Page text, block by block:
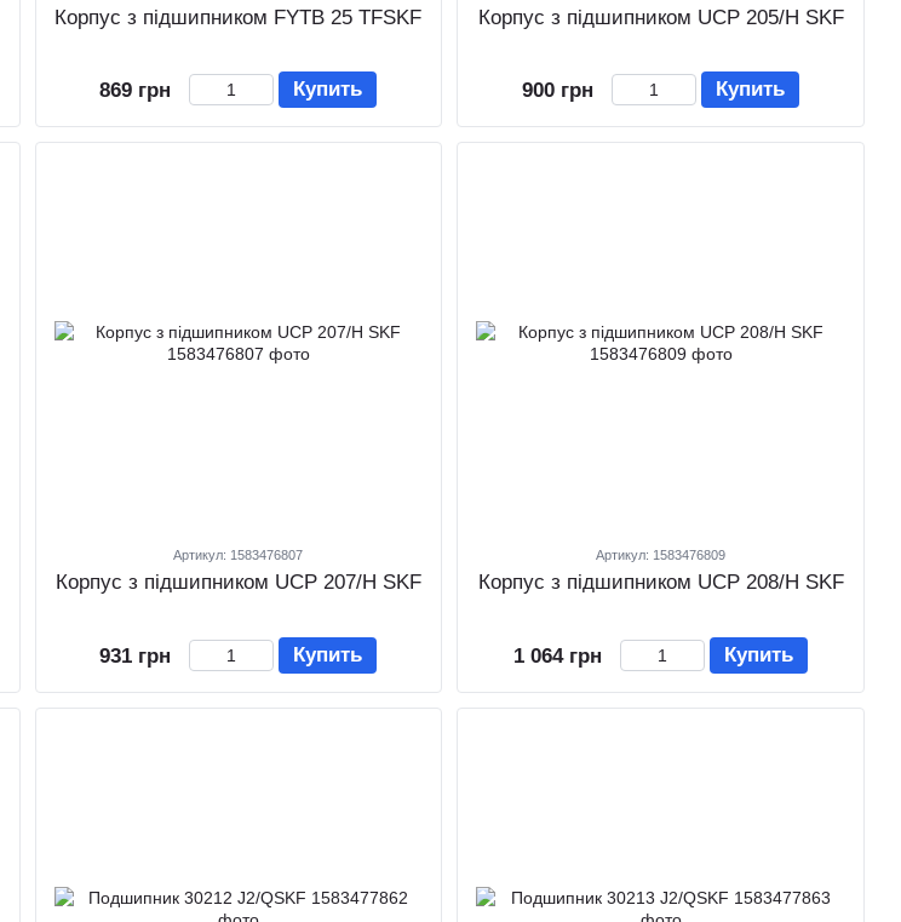
Корпус з підшипником FYTB 25 TFSKF
869 грн Купить
Корпус з підшипником UCP 205/H SKF
900 грн Купить
Артикул: 1583476807
Корпус з підшипником UCP 207/H SKF
931 грн Купить
Артикул: 1583476809
Корпус з підшипником UCP 208/H SKF
1 064 грн Купить